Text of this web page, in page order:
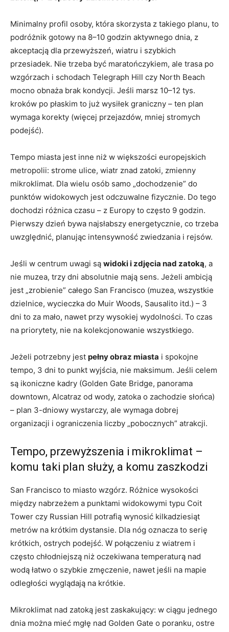
Minimalny profil osoby, która skorzysta z takiego planu, to
podróżnik gotowy na 8–10 godzin aktywnego dnia, z
akceptacją dla przewyższeń, wiatru i szybkich
przesiadek. Nie trzeba być maratończykiem, ale trasa po
wzgórzach i schodach Telegraph Hill czy North Beach
mocno obnaża brak kondycji. Jeśli marsz 10–12 tys.
kroków po płaskim to już wysiłek graniczny – ten plan
wymaga korekty (więcej przejazdów, mniej stromych
podejść).
Tempo miasta jest inne niż w większości europejskich
metropolii: strome ulice, wiatr znad zatoki, zmienny
mikroklimat. Dla wielu osób samo „dochodzenie” do
punktów widokowych jest odczuwalne fizycznie. Do tego
dochodzi różnica czasu – z Europy to często 9 godzin.
Pierwszy dzień bywa najsłabszy energetycznie, co trzeba
uwzględnić, planując intensywność zwiedzania i rejsów.
Jeśli w centrum uwagi są widoki i zdjęcia nad zatoką, a
nie muzea, trzy dni absolutnie mają sens. Jeżeli ambicją
jest „zrobienie” całego San Francisco (muzea, wszystkie
dzielnice, wycieczka do Muir Woods, Sausalito itd.) – 3
dni to za mało, nawet przy wysokiej wydolności. To czas
na priorytety, nie na kolekcjonowanie wszystkiego.
Jeżeli potrzebny jest pełny obraz miasta i spokojne
tempo, 3 dni to punkt wyjścia, nie maksimum. Jeśli celem
są ikoniczne kadry (Golden Gate Bridge, panorama
downtown, Alcatraz od wody, zatoka o zachodzie słońca)
– plan 3-dniowy wystarczy, ale wymaga dobrej
organizacji i ograniczenia liczby „pobocznych” atrakcji.
Tempo, przewyższenia i mikroklimat –
komu taki plan służy, a komu zaszkodzi
San Francisco to miasto wzgórz. Różnice wysokości
między nabrzeżem a punktami widokowymi typu Coit
Tower czy Russian Hill potrafią wynosić kilkadziesiąt
metrów na krótkim dystansie. Dla nóg oznacza to serię
krótkich, ostrych podejść. W połączeniu z wiatrem i
często chłodniejszą niż oczekiwana temperaturą nad
wodą łatwo o szybkie zmęczenie, nawet jeśli na mapie
odległości wyglądają na krótkie.
Mikroklimat nad zatoką jest zaskakujący: w ciągu jednego
dnia można mieć mgłę nad Golden Gate o poranku, ostre